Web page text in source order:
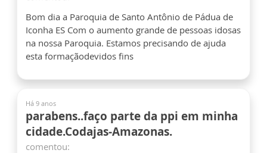
Bom dia a Paroquia de Santo Antônio de Pádua de
Iconha ES Com o aumento grande de pessoas idosas
na nossa Paroquia. Estamos precisando de ajuda
esta formaçãodevidos fins
Há 9 anos
parabens..faço parte da ppi em minha
cidade.Codajas-Amazonas.
comentou: